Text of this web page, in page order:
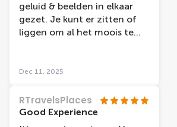
geluid & beelden in elkaar
gezet. Je kunt er zitten of
liggen om al het moois te
Dec 11, 2025
RTravelsPlaces
Good Experience